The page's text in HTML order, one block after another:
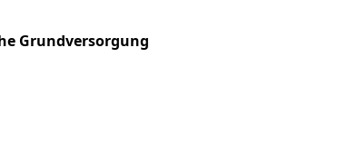
Grundversorgung